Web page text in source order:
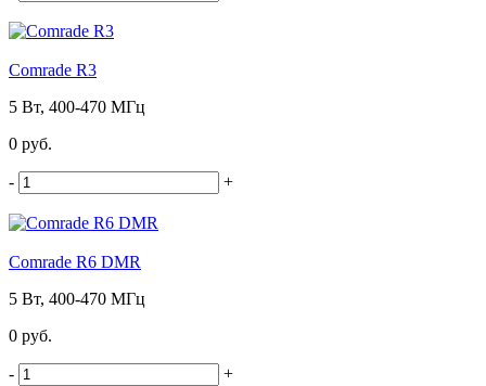
Comrade R3
5 Вт, 400-470 МГц
0 руб.
- +
Comrade R6 DMR
5 Вт, 400-470 МГц
0 руб.
- +